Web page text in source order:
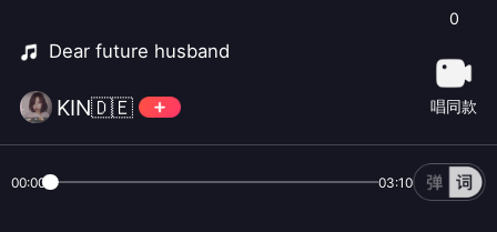
Dear future husband
KIN🇩🇪
0
唱同款
00:00 03:10